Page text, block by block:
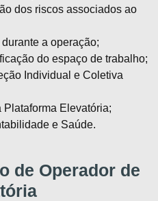
dos riscos associados ao
a operação;
do espaço de trabalho;
Individual e Coletiva
Elevatória;
e Saúde.
de Operador de